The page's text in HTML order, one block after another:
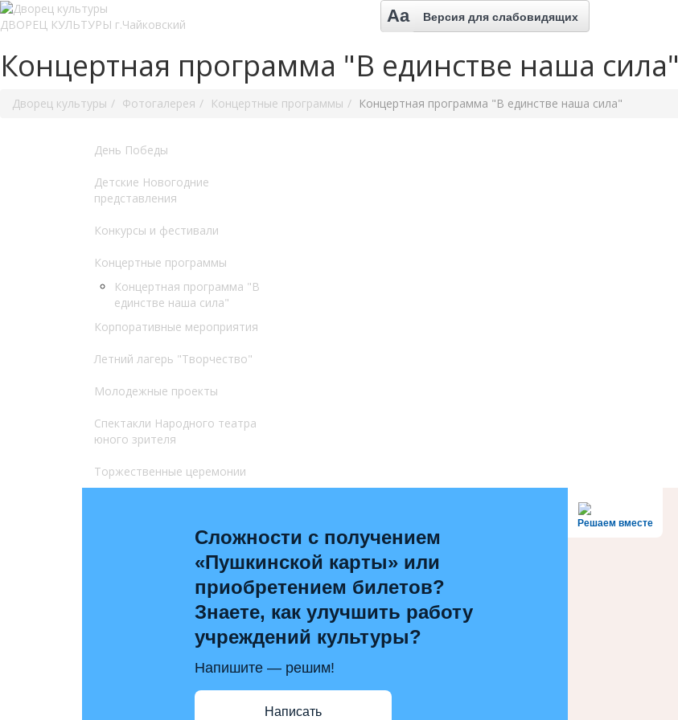
ДВОРЕЦ КУЛЬТУРЫ г.Чайковский Aa Версия для слабовидящих
Концертная программа "В единстве наша сила"
Дворец культуры Фотогалерея Концертные программы Концертная программа "В единстве наша сила"
День Победы
Детские Новогодние
представления
Конкурсы и фестивали
Концертные программы
Концертная программа "В
единстве наша сила"
Корпоративные мероприятия
Летний лагерь "Творчество"
Молодежные проекты
Спектакли Народного театра
юного зрителя
Торжественные церемонии
Решаем вместе
Сложности с получением
«Пушкинской карты» или
приобретением билетов?
Знаете, как улучшить работу
учреждений культуры?
Напишите — решим!
Написать